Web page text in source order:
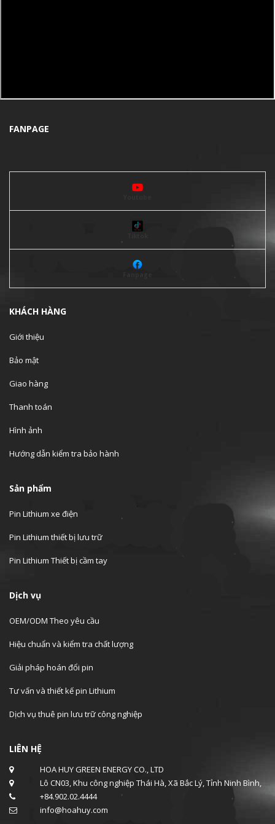
FANPAGE
KHÁCH HÀNG
Giới thiệu
Bảo mật
Giao hàng
Thanh toán
Hình ảnh
Hướng dẫn kiểm tra bảo hành
Sản phẩm
Pin Lithium xe điện
Pin Lithium thiết bị lưu trữ
Pin Lithium Thiết bị cầm tay
Dịch vụ
OEM/ODM Theo yêu cầu
Hiệu chuẩn và kiểm tra chất lượng
Giải pháp hoán đổi pin
Tư vấn và thiết kế pin Lithium
Dịch vụ thuê pin lưu trữ công nghiệp
LIÊN HỆ
HOA HUY GREEN ENERGY CO., LTD
Lô CN03, Khu công nghiệp Thái Hà, Xã Bắc Lý, Tỉnh Ninh Bình,
+84.902.02.4444
info@hoahuy.com